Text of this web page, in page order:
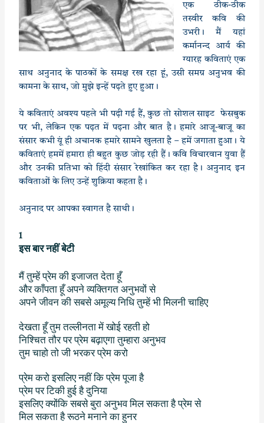
एक ठीक-ठीक
तस्‍वीर कवि की
उभरी। मैं यहां
कर्मानन्‍द आर्य की
ग्‍यारह कविताएं एक
साथ अनुनाद के पाठकों के समक्ष रख रहा हूं, उसी समग्र अनुभव की
कामना के साथ, जो मुझे इन्‍हें पढ़ते हुए हुआ।
ये कविताएं अवश्‍य पहले भी पढ़ी गई हैं, कुछ तो सोशल साइट फेसबुक
पर भी, लेकिन एक पढ़त में पढ़ना और बात है। हमारे आजू-बाजू का
संसार कभी यूं ही अचानक हमारे सामने खुलता है – हमें जगाता हुआ। ये
कविताएं हममें हमारा ही बहुत कुछ जोड़ रही हैं। कवि विचारवान युवा हैं
और उनकी प्रतिभा को हिंदी संसार रेखांकित कर रहा है। अनुनाद इन
कविताओं के लिए उन्‍हें शुक्रिया कहता है।
अनुनाद पर आपका स्‍वागत है साथी।
1
इस बार नहीं बेटी
मैं तुम्हें प्रेम की इजाजत देता हूँ
और काँपता हूँ अपने व्यक्तिगत अनुभवों से
अपने जीवन की सबसे अमूल्य निधि तुम्हें भी मिलनी चाहिए
देखता हूँ तुम तल्लीनता में खोई रहती हो
निश्चित तौर पर प्रेम बढ़ाएगा तुम्हारा अनुभव
तुम चाहो तो जी भरकर प्रेम करो
प्रेम करो इसलिए नहीं कि प्रेम पूजा है
प्रेम पर टिकी हुई है दुनिया
इसलिए क्योंकि सबसे बुरा अनुभव मिल सकता है प्रेम से
मिल सकता है रूठने मनाने का हुनर